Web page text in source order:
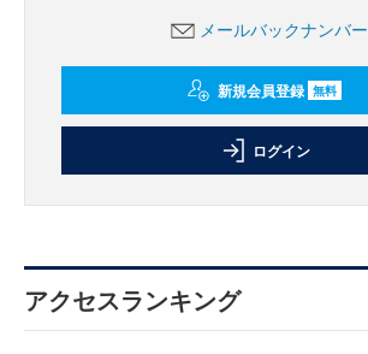
メールバックナンバー
新規会員登録 無料
ログイン
アクセスランキング